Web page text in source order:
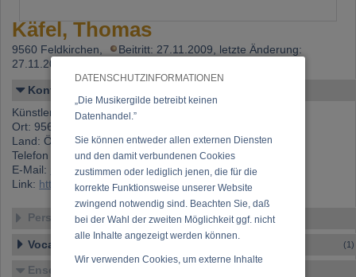
DATENSCHUTZINFORMATIONEN
„Die Musikergilde betreibt keinen
Datenhandel.”
Sie können entweder allen externen Diensten
und den damit verbundenen Cookies
zustimmen oder lediglich jenen, die für die
korrekte Funktionsweise unserer Website
zwingend notwendig sind. Beachten Sie, daß
bei der Wahl der zweiten Möglichkeit ggf. nicht
alle Inhalte angezeigt werden können.
Wir verwenden Cookies, um externe Inhalte
Käfel, Thomas
9560 Feldkirchen,
Beitritt: 27.11.2009, letzte Änderung:
27.11.2009
Kontakt
Künstlername: Käfel, Thomas
Ort: 9560 Feldkirchen
Land: Österreich
Telefon 1: +43 (0)660 405 54 50
E-Mail:
rockaefeler@gmail.com
Link: https://www.musikergilde.at/mitglied/2942.htm
Personen-Details
Vocal – Instrumental – Komposition... (1)
Ensembles